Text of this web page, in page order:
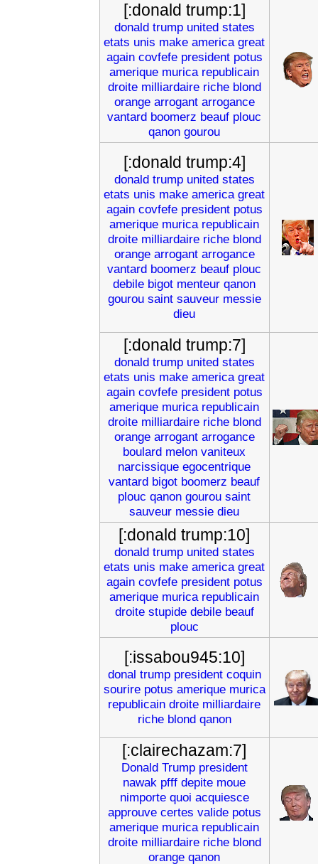
[:donald trump:1]
donald trump united states
etats unis make america great
again covfefe president potus
amerique murica republicain
droite milliardaire riche blond
orange arrogant arrogance
vantard boomerz beauf plouc
qanon gourou
[:donald trump:4]
donald trump united states
etats unis make america great
again covfefe president potus
amerique murica republicain
droite milliardaire riche blond
orange arrogant arrogance
vantard boomerz beauf plouc
debile bigot menteur qanon
gourou saint sauveur messie
dieu
[:donald trump:7]
donald trump united states
etats unis make america great
again covfefe president potus
amerique murica republicain
droite milliardaire riche blond
orange arrogant arrogance
boulard melon vaniteux
narcissique egocentrique
vantard bigot boomerz beauf
plouc qanon gourou saint
sauveur messie dieu
[:donald trump:10]
donald trump united states
etats unis make america great
again covfefe president potus
amerique murica republicain
droite stupide debile beauf
plouc
[:issabou945:10]
donal trump president coquin
sourire potus amerique murica
republicain droite milliardaire
riche blond qanon
[:clairechazam:7]
Donald Trump president
nawak pfff depite moue
nimporte quoi acquiesce
approuve certes valide potus
amerique murica republicain
droite milliardaire riche blond
orange qanon